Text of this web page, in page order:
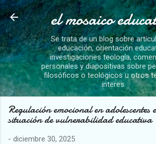
Ir al contenido principal
el mosaico
Se trata de un blog sobre
educación, orientación
investigaciones teología,
personales y diapositivas sobre
filosóficos o teológicos u otros
interes
Regulación emocional en adolescentes
situación de vulnerabilidad educativa
- diciembre 30, 2025